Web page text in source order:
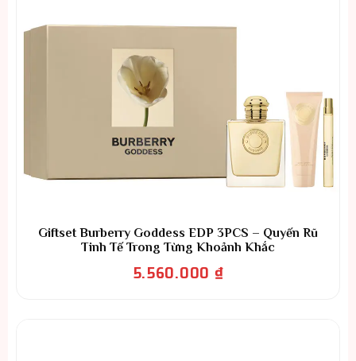
Giftset Burberry Goddess EDP 3PCS – Quyến Rũ
Tinh Tế Trong Từng Khoảnh Khắc
5.560.000 ₫